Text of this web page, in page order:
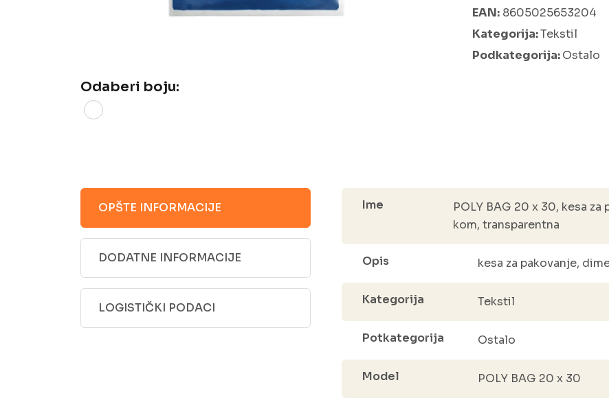
EAN: 8605025653204
Kategorija:Tekstil
Podkategorija:Ostalo
Odaberi boju:
OPŠTE INFORMACIJE
DODATNE INFORMACIJE
LOGISTIČKI PODACI
Ime
POLY BAG 20 x 30, kesa
kom, transparentna
Opis kesa za pakovanje,
Kategorija Tekstil
Potkategorija Ostalo
Model POLY BAG 20 x 30